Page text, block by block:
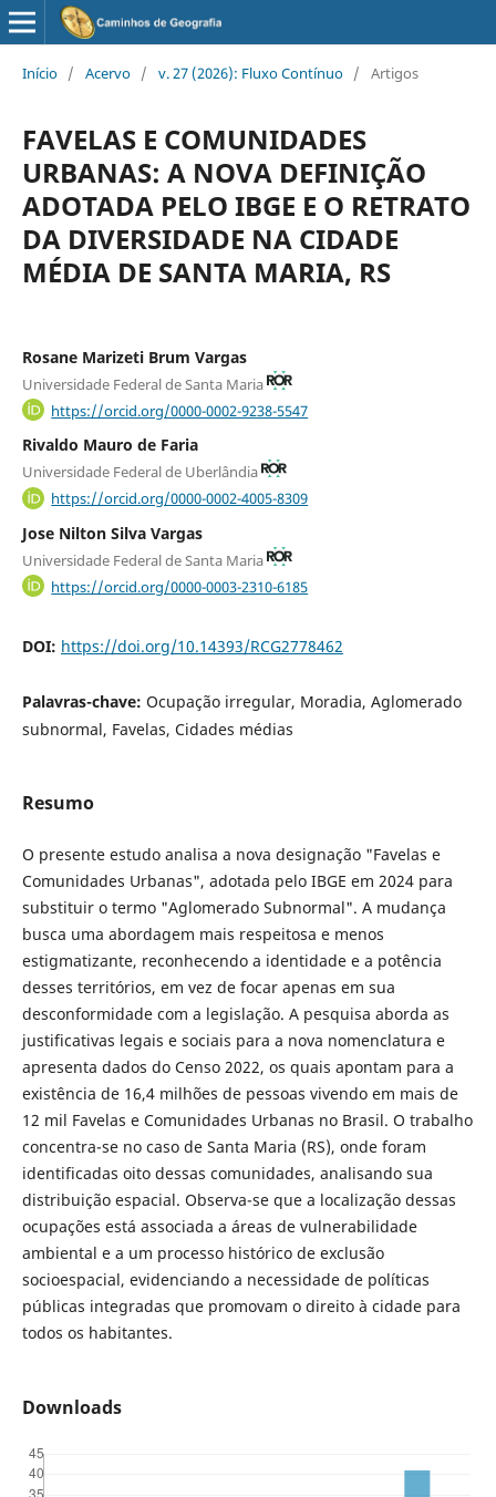
Início / Acervo / v. 27 (2026): Fluxo Contínuo / Artigos
FAVELAS E COMUNIDADES
URBANAS: A NOVA DEFINIÇÃO
ADOTADA PELO IBGE E O RETRATO
DA DIVERSIDADE NA CIDADE
MÉDIA DE SANTA MARIA, RS
Rosane Marizeti Brum Vargas
Universidade Federal de Santa Maria
https://orcid.org/0000-0002-9238-5547
Rivaldo Mauro de Faria
Universidade Federal de Uberlândia
https://orcid.org/0000-0002-4005-8309
Jose Nilton Silva Vargas
Universidade Federal de Santa Maria
https://orcid.org/0000-0003-2310-6185
DOI: https://doi.org/10.14393/RCG2778462
Palavras-chave: Ocupação irregular, Moradia, Aglomerado
subnormal, Favelas, Cidades médias
Resumo
O presente estudo analisa a nova designação "Favelas e
Comunidades Urbanas", adotada pelo IBGE em 2024 para
substituir o termo "Aglomerado Subnormal". A mudança
busca uma abordagem mais respeitosa e menos
estigmatizante, reconhecendo a identidade e a potência
desses territórios, em vez de focar apenas em sua
desconformidade com a legislação. A pesquisa aborda as
justificativas legais e sociais para a nova nomenclatura e
apresenta dados do Censo 2022, os quais apontam para a
existência de 16,4 milhões de pessoas vivendo em mais de
12 mil Favelas e Comunidades Urbanas no Brasil. O trabalho
concentra-se no caso de Santa Maria (RS), onde foram
identificadas oito dessas comunidades, analisando sua
distribuição espacial. Observa-se que a localização dessas
ocupações está associada a áreas de vulnerabilidade
ambiental e a um processo histórico de exclusão
socioespacial, evidenciando a necessidade de políticas
públicas integradas que promovam o direito à cidade para
todos os habitantes.
Downloads